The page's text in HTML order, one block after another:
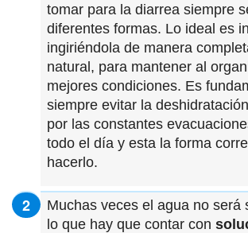
tomar para la diarrea siempre
diferentes formas. Lo ideal es
ingiriéndola de manera
natural, para mantener al
mejores condiciones. Es
siempre evitar la
por las constantes
todo el día y esta la forma
hacerlo.
Muchas veces el agua no será
lo que hay que contar con